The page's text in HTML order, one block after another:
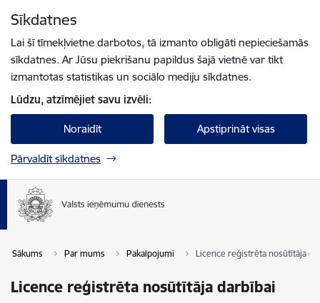
Sīkdatnes
Lai šī tīmekļvietne darbotos, tā izmanto obligāti nepieciešamās
sīkdatnes. Ar Jūsu piekrišanu papildus šajā vietnē var tikt
izmantotas statistikas un sociālo mediju sīkdatnes.
Lūdzu, atzīmējiet savu izvēli:
Noraidīt Apstiprināt visas
Pārvaldīt sīkdatnes
Sākums Par mums Pakalpojumi Licence reģistrēta nosūtītāja
Licence reģistrēta nosūtītāja darbībai